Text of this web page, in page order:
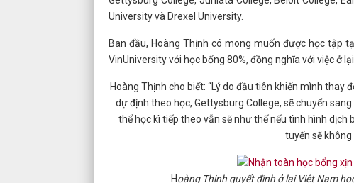
University và Drexel University.
Ban đầu, Hoàng Thịnh có mong muốn được học tập
VinUniversity với học bổng 80%, đồng nghĩa với việc ở lại
Hoàng Thịnh cho biết: “Lý do đầu tiên khiến mình thay
dự định theo học, Gettysburg College, sẽ chuyển
thể học kì tiếp theo vẫn sẽ như thế nếu tình hình
tuyến sẽ
Hoàng Thịnh quyết định ở lại Việt Nam